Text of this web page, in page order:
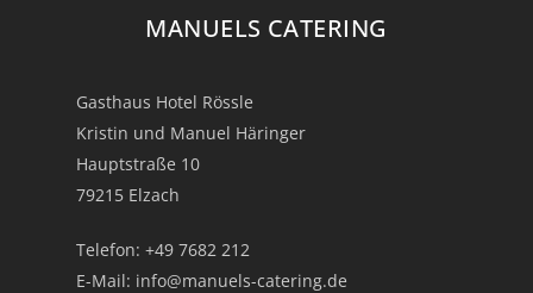
MANUELS CATERING
Gasthaus Hotel Rössle
Kristin und Manuel Häringer
Hauptstraße 10
79215 Elzach
Telefon: +49 7682 212
E-Mail: info@manuels-catering.de